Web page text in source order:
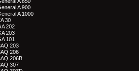
A 900
A 1000
30
202
203
101
203
206
206B
307